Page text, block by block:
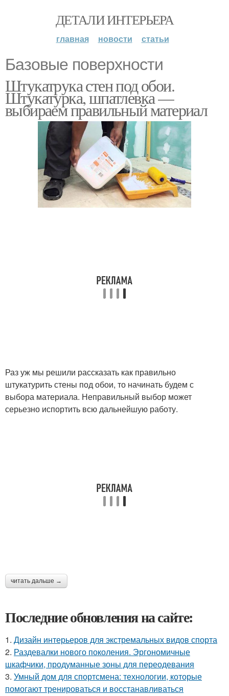
ДЕТАЛИ ИНТЕРЬЕРА
главная новости статьи
Базовые поверхности
Штукатрука стен под обои.
Штукатурка, шпатлевка —
выбираем правильный материал
Раз уж мы решили рассказать как правильно
штукатурить стены под обои, то начинать будем с
выбора материала. Неправильный выбор может
серьезно испортить всю дальнейшую работу.
читать дальше →
Последние обновления на сайте:
1. Дизайн интерьеров для экстремальных видов спорта
2. Раздевалки нового поколения. Эргономичные
шкафчики, продуманные зоны для переодевания
3. Умный дом для спортсмена: технологии, которые
помогают тренироваться и восстанавливаться